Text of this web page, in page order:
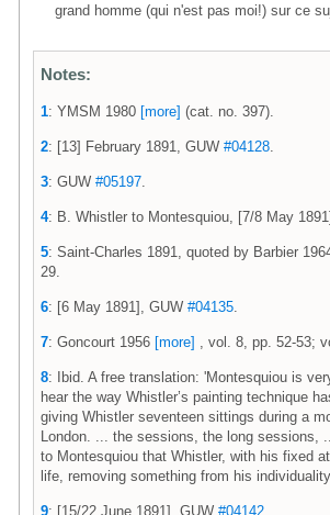
grand homme (qui n'est pas moi!) sur ce
Notes:
1: YMSM 1980 [more] (cat. no. 397).
2: [13] February 1891, GUW #04128
3: GUW #05197
4: B. Whistler to Montesquiou, [7/8 May
5: Saint-Charles 1891, quoted by Barbier
29.
6: [6 May 1891], GUW #04135
7: Goncourt 1956 [more] , vol. 8, pp. 52-53;
8: Ibid. A free translation: 'Montesquiou is
hear the way Whistler’s painting technique
giving Whistler seventeen sittings during a
London. ... the sessions, the long sessions,
to Montesquiou that Whistler, with his fixed
life, removing something from his
9: [15/22 June 1891], GUW #04142